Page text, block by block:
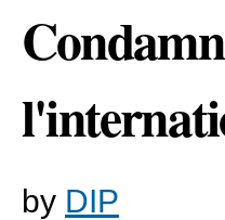
by DIP